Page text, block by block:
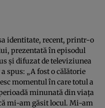
identitate, recent, printr-o
prezentată în episodul
şi difuzat de televiziunea
spus: „A fost o călătorie
momentul în care totul a
minunată din viaţa
mi-am găsit locul. Mi-am